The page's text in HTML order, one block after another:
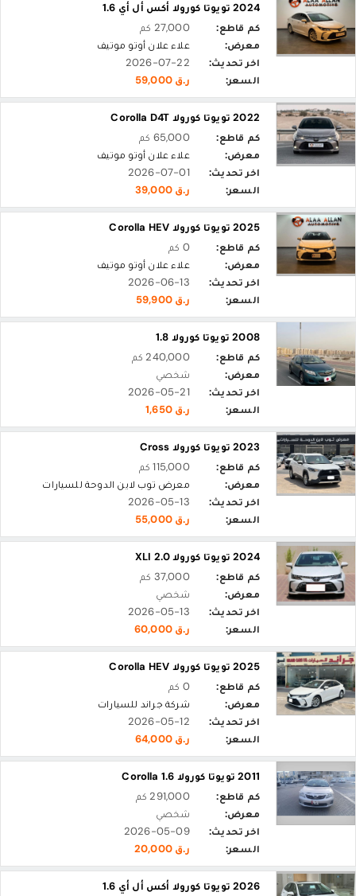
2024 تويوتا كورولا أكس أل أي 1.6
كم قاطع:
27,000 كم
معرض:
علاء علان أوتو موتيف
اخر تحديث:
2026-07-22
السعر:
ر.ق 59,000
2022 تويوتا كورولا Corolla D4T
كم قاطع:
65,000 كم
معرض:
علاء علان أوتو موتيف
اخر تحديث:
2026-07-01
السعر:
ر.ق 39,000
2025 تويوتا كورولا Corolla HEV
كم قاطع:
0 كم
معرض:
علاء علان أوتو موتيف
اخر تحديث:
2026-06-13
السعر:
ر.ق 59,900
2008 تويوتا كورولا 1.8
كم قاطع:
240,000 كم
معرض:
شخصي
اخر تحديث:
2026-05-21
السعر:
ر.ق 1,650
2023 تويوتا كورولا Cross
كم قاطع:
115,000 كم
معرض:
معرض توب لاين الدوحة للسيارات
اخر تحديث:
2026-05-13
السعر:
ر.ق 55,000
2024 تويوتا كورولا 2.0 XLI
كم قاطع:
37,000 كم
معرض:
شخصي
اخر تحديث:
2026-05-13
السعر:
ر.ق 60,000
2025 تويوتا كورولا Corolla HEV
كم قاطع:
0 كم
معرض:
شركة جراند للسيارات
اخر تحديث:
2026-05-12
السعر:
ر.ق 64,000
2011 تويوتا كورولا Corolla 1.6
كم قاطع:
291,000 كم
معرض:
شخصي
اخر تحديث:
2026-05-09
السعر:
ر.ق 20,000
2026 تويوتا كورولا أكس أل أي 1.6